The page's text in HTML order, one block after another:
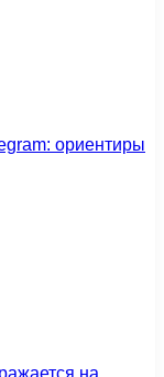
ориентиры
на